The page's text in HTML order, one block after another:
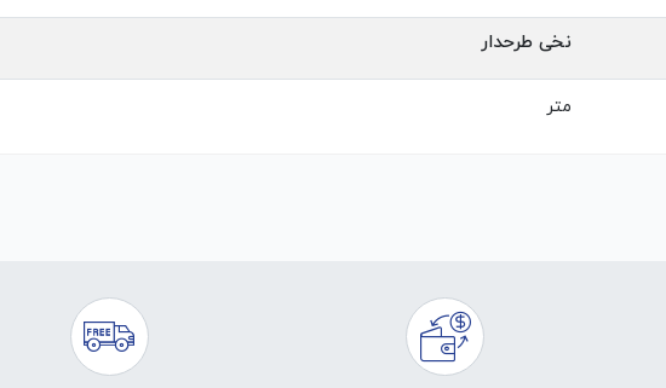
نخی طرحدار
متر